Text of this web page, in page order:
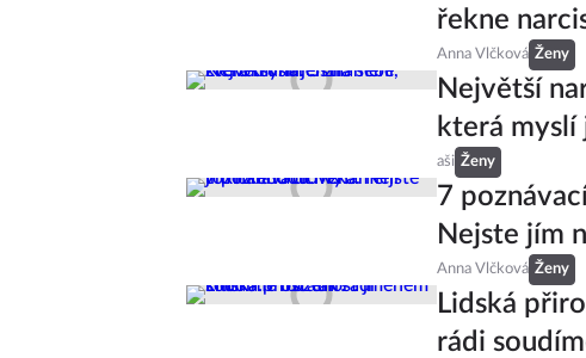
řekne
Anna Vlčková Ženy
Největší
která myslí
aši Ženy
7
Nejste jím
Anna Vlčková Ženy
Lidská
rádi